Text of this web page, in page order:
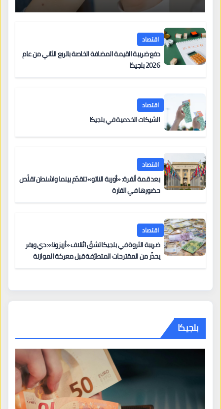
اقتصاد
دفع ضريبة القيمة المضافة الخاصة بالربع الثاني من عام
2026 بلجيكا
اقتصاد
الشيكات الخدمية في بلجيكا
اقتصاد
بعد قمة أنقرة: «أوربة الناتو» تتقدّم بينما واشنطن تقلّص
حضورها في القارة
اقتصاد
ضريبة الثروة في بلجيكا تشقّ ائتلاف «أريزونا»: دي ويفر
يحذّر من المقترحات المتطرّفة قبل معركة الموازنة
بلجيكا